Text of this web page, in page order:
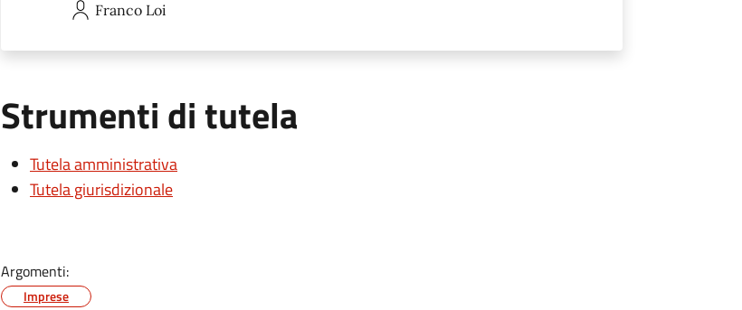
Franco Loi
Strumenti di tutela
Tutela amministrativa
Tutela giurisdizionale
Argomenti:
Imprese